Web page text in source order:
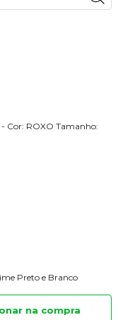
Cor: ROXO Tamanho:
Preto e Branco
na compra